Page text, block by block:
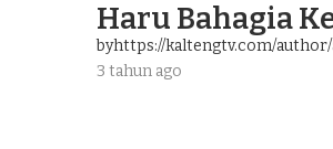
Haru Bahagia
byhttps://kaltengtv.com/
3 tahun ago